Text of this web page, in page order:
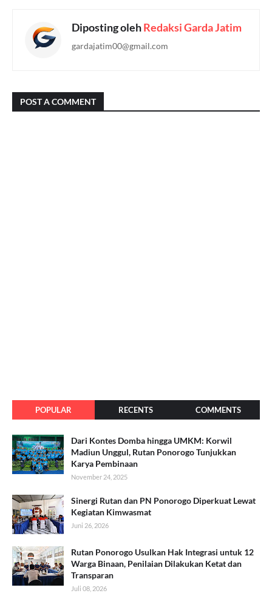
Diposting olehRedaksi Garda Jatim
gardajatim00@gmail.com
POST A COMMENT
POPULAR RECENTS COMMENTS
Dari Kontes Domba hingga UMKM: Korwil
Madiun Unggul, Rutan Ponorogo Tunjukkan
Karya Pembinaan
November 24, 2025
Sinergi Rutan dan PN Ponorogo Diperkuat Lewat
Kegiatan Kimwasmat
Juni 26, 2026
Rutan Ponorogo Usulkan Hak Integrasi untuk 12
Warga Binaan, Penilaian Dilakukan Ketat dan
Transparan
Juli 08, 2026